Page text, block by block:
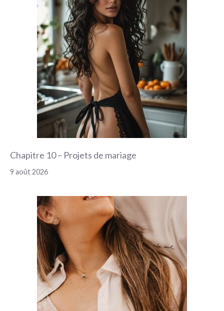
Chapitre 10 – Projets de mariage
9 août 2026